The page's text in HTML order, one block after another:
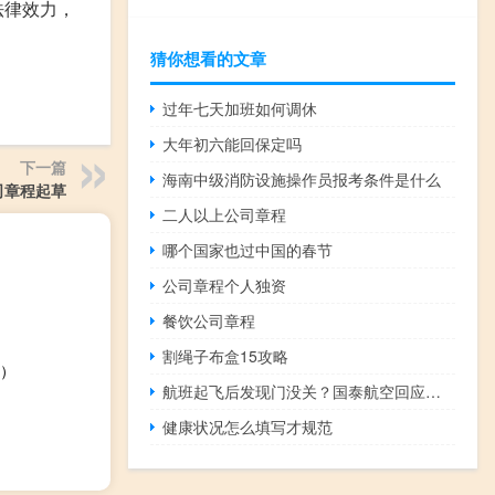
效力，
下一篇
章程起草
猜你想看的文章
过年七天加班如何调休
大年初六能回保定吗
海南中级消防设施操作员报考条件是什么
二人以上公司章程
哪个国家也过中国的春节
公司章程个人独资
餐饮公司章程
割绳子布盒15攻略
航班起飞后发现门没关？国泰航空回应来了 到底什么情况呢
健康状况怎么填写才规范